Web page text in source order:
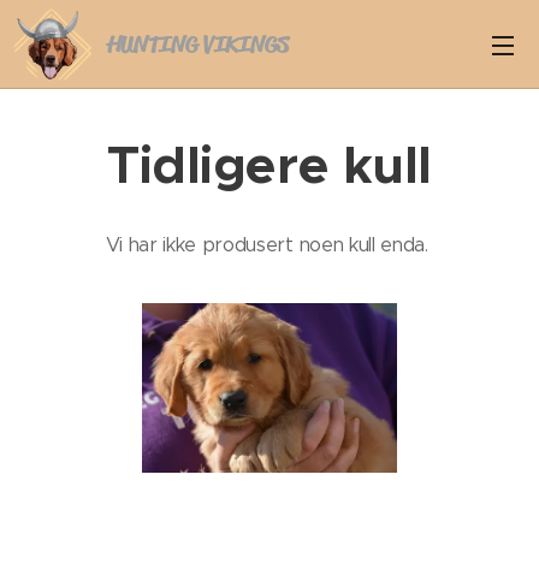
HUNTING VIKINGS
Tidligere kull
Vi har ikke produsert noen kull enda.